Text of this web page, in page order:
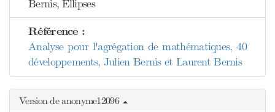
Bernis, Ellipses
Référence :
Analyse pour l'agrégation de mathématiques, 40
développements, Julien Bernis et Laurent Bernis
Version de anonyme12096